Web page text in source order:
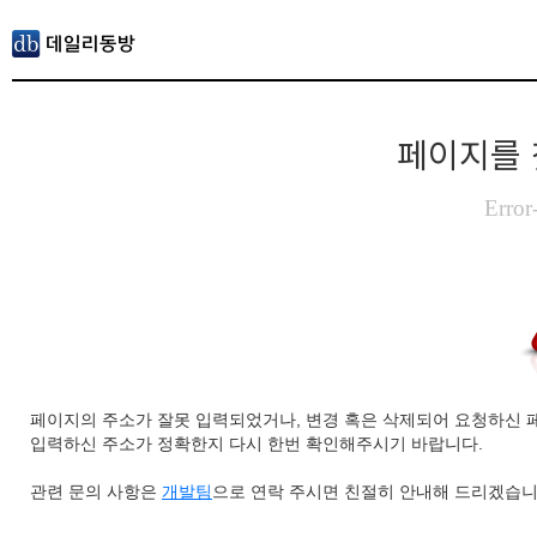
페이지를
페이지의 주소가 잘못 입력되었거나, 변경 혹은 삭제되어 요청하신
입력하신 주소가 정확한지 다시 한번 확인해주시기 바랍니다.
관련 문의 사항은 개발팀 으로 연락 주시면 친절히 안내해 드리겠습